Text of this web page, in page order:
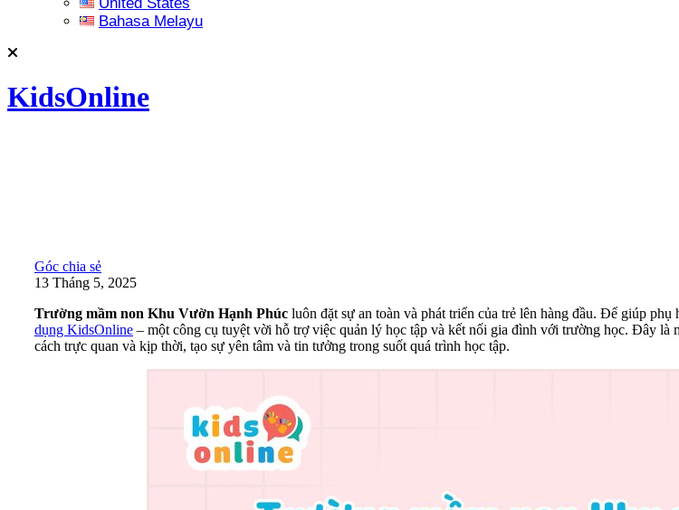
Bahasa Melayu
KidsOnline
Góc chia sẻ
13 Tháng 5, 2025
Trường mầm non Khu Vườn Hạnh Phúc luôn đặt sự an toàn và phát triển của trẻ lên hàng đầu. Để giúp
dụng KidsOnline – một công cụ tuyệt vời hỗ trợ việc quản lý học tập và kết nối gia đình với trường học. Đây
cách trực quan và kịp thời, tạo sự yên tâm và tin tưởng trong suốt quá trình học tập.